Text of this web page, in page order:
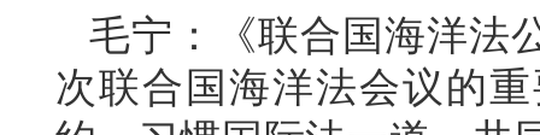
毛宁：《联合国海洋法
次联合国海洋法会议的